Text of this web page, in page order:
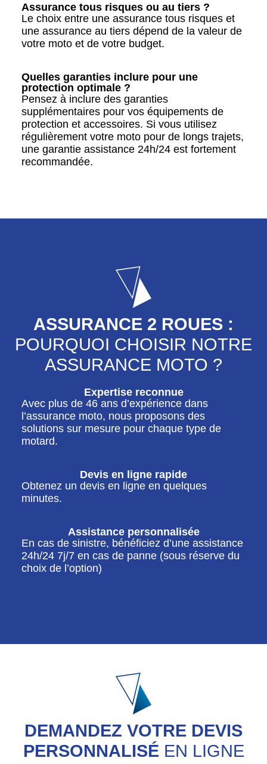
Assurance tous risques ou au tiers ?
Le choix entre une assurance tous risques et
une assurance au tiers dépend de la valeur de
votre moto et de votre budget.
Quelles garanties inclure pour une
protection optimale ?
Pensez à inclure des garanties
supplémentaires pour vos équipements de
protection et accessoires. Si vous utilisez
régulièrement votre moto pour de longs trajets,
une garantie assistance 24h/24 est fortement
recommandée.
ASSURANCE 2 ROUES :
POURQUOI CHOISIR NOTRE
ASSURANCE MOTO ?
Expertise reconnue
Avec plus de 46 ans d’expérience dans
l’assurance moto, nous proposons des
solutions sur mesure pour chaque type de
motard.
Devis en ligne rapide
Obtenez un devis en ligne en quelques
minutes.
Assistance personnalisée
En cas de sinistre, bénéficiez d’une assistance
24h/24 7j/7 en cas de panne (sous réserve du
choix de l’option)
DEMANDEZ VOTRE DEVIS
PERSONNALISÉEN LIGNE